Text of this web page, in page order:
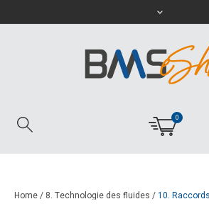
0
Home/ 8. Technologie des fluides /10.